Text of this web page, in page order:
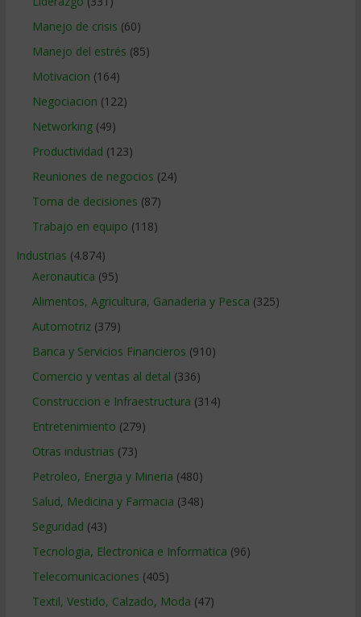
Manejo de crisis (60)
Manejo del estrés (85)
Motivacion (164)
Negociacion (122)
Networking(49)
Productividad (123)
Reuniones de negocios (24)
Toma de decisiones (87)
Trabajo en equipo (118)
Industrias (4.874)
Aeronautica (95)
Alimentos, Agricultura, Ganaderia y Pesca (325)
Automotriz(379)
Banca y Servicios Financieros (910)
Comercio y ventas al detal (336)
Construccion e Infraestructura (314)
Entretenimiento (279)
Otras industrias (73)
Petroleo, Energia y Mineria (480)
Salud, Medicina y Farmacia (348)
Seguridad (43)
Tecnologia, Electronica e Informatica (96)
Telecomunicaciones (405)
Textil, Vestido, Calzado, Moda (47)